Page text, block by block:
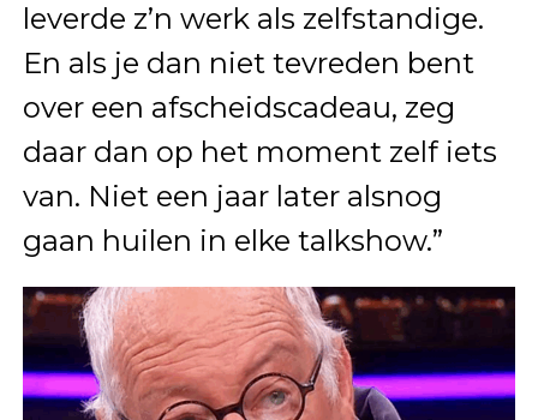
leverde z’n werk als zelfstandige.
En als je dan niet tevreden bent
over een afscheidscadeau, zeg
daar dan op het moment zelf iets
van. Niet een jaar later alsnog
gaan huilen in elke talkshow.”